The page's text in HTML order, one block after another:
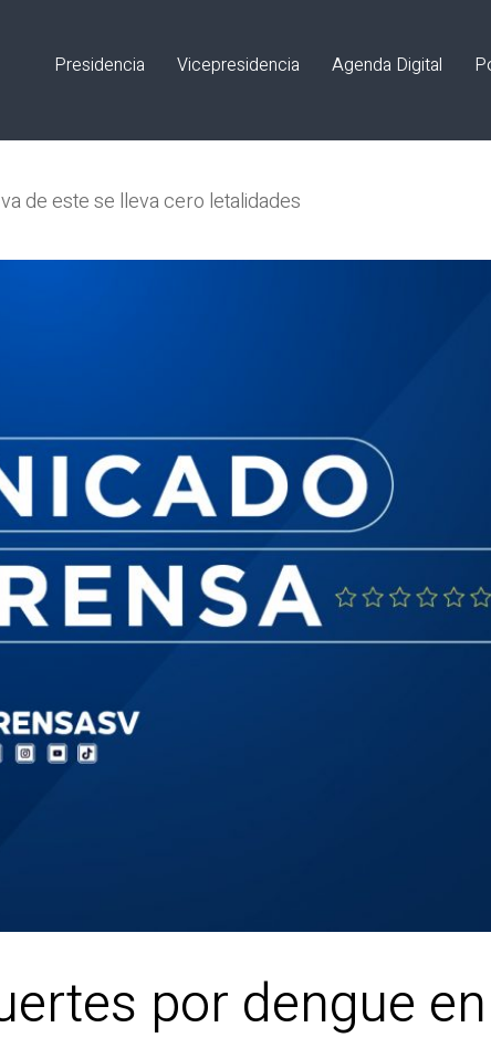
Presidencia Vicepresidencia Agenda Digital
de este se lleva cero letalidades
por dengue